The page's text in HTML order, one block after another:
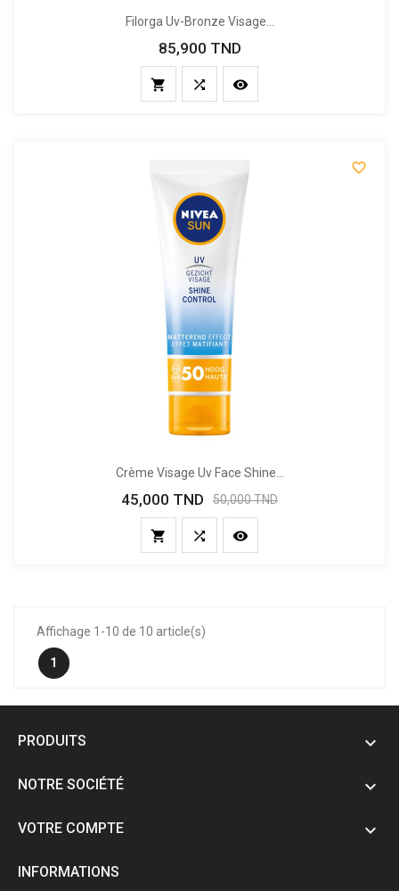
Filorga Uv-Bronze Visage...
Prix
85,900 TND
  

Crème Visage Uv Face Shine...
Prix
45,000 TND
Prix
50,000 TND
  
Affichage 1-10 de 10 article(s)
1
PRODUITS 
NOTRE SOCIÉTÉ 
VOTRE COMPTE 
INFORMATIONS